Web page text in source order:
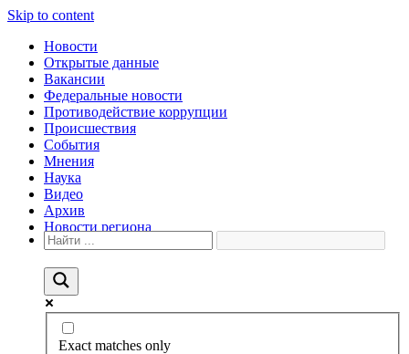
Skip to content
Новости
Открытые данные
Вакансии
Федеральные новости
Противодействие коррупции
Происшествия
События
Мнения
Наука
Видео
Архив
Новости региона
Exact matches only